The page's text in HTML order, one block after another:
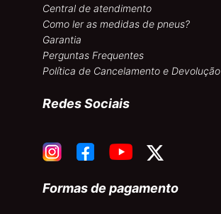
Central de atendimento
Como ler as medidas de pneus?
Garantia
Perguntas Frequentes
Política de Cancelamento e Devolução
Redes Sociais
Formas de pagamento